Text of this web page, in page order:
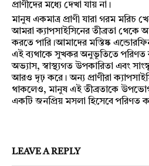
প্রাণীদের মধ্যে দেখা যায় না।
মানুষ একমাত্র প্রাণী যারা গরম
আমরা ক্যাপসাইসিনের তীব্রতা থেকে
করতে পারি।আমাদের মস্তিষ্ক
এই ব্যথাকে সুখকর অনুভূতিতে পরিণত
অভ্যাস, স্বাস্থ্যগত উপকারিতা এবং
আরও দৃঢ় করে। অন্য প্রাণীরা
থাকলেও, মানুষ এই তীব্রতাকে
একটি জনপ্রিয় মসলা হিসেবে পরিণত
LEAVE A REPLY